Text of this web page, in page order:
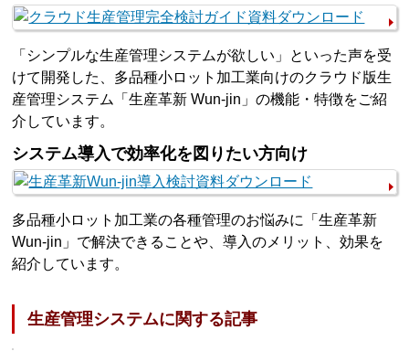
「シンプルな生産管理システムが欲しい」といった声を受
けて開発した、多品種小ロット加工業向けのクラウド版生
産管理システム「生産革新 Wun-jin」の機能・特徴をご紹
介しています。
システム導入で効率化を図りたい方向け
多品種小ロット加工業の各種管理のお悩みに「生産革新
Wun-jin」で解決できることや、導入のメリット、効果を
紹介しています。
生産管理システムに関する記事